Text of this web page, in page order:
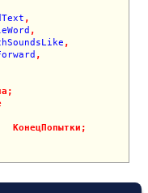
,
,
,
,
;
КонецПопытки ;